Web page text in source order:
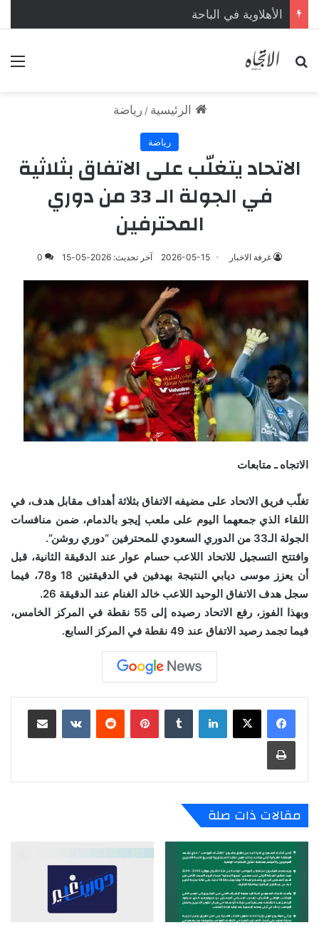
الأهلاوية في الباحة
بحث عن
الرئيسية / رياضة
رياضة
الاتحاد يتغلّب على الاتفاق بثلاثية
في الجولة الـ 33 من دوري
المحترفين
غرفة الاخبار 2026-05-15 آخر تحديث: 2026-05-15 0
الاتجاه ـ متابعات
تغلّب فريق الاتحاد على مضيفه الاتفاق بثلاثة أهداف مقابل هدف، في
اللقاء الذي جمعهما اليوم على ملعب إيجو بالدمام، ضمن منافسات
الجولة الـ33 من الدوري السعودي للمحترفين “دوري روشن”.
وافتتح التسجيل للاتحاد اللاعب حسام عوار عند الدقيقة الثانية، قبل
أن يعزز موسى ديابي النتيجة بهدفين في الدقيقتين 18 و78، فيما
سجل هدف الاتفاق الوحيد اللاعب خالد الغنام عند الدقيقة 26.
وبهذا الفوز، رفع الاتحاد رصيده إلى 55 نقطة في المركز الخامس،
فيما تجمد رصيد الاتفاق عند 49 نقطة في المركز السابع.
لينكدإن بينتيريست
مقالات ذات صلة